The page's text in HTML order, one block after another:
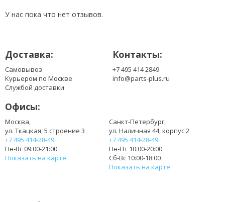
M720SBAT-8
У нас пока что нет отзывов.
Доставка:
Самовывоз
Курьером по Москве
Службой доставки
Контакты:
+7 495 414 2849
info@parts-plus.ru
Офисы:
Москва,
ул. Ткацкая, 5 строение 3
+7 495 414-28-49
Пн-Вс 09:00-21:00
Показать на карте
Санкт-Петербург,
ул. Наличная 44, корпус 2
+7 495 414-28-49
Пн-Пт 10:00-20:00
Сб-Вс 10:00-18:00
Показать на карте